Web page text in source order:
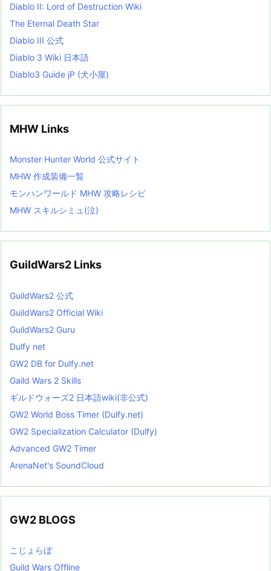
Diablo II: Lord of Destruction Wiki
The Eternal Death Star
Diablo III 公式
Diablo 3 Wiki 日本語
Diablo3 Guide jP (犬小屋)
MHW Links
Monster Hunter World 公式サイト
MHW 作成装備一覧
モンハンワールド MHW 攻略レシピ
MHW スキルシミュ(泣)
GuildWars2 Links
GuildWars2 公式
GuildWars2 Official Wiki
GuildWars2 Guru
Dulfy net
GW2 DB for Dulfy.net
Gaild Wars 2 Skills
ギルドウォーズ2 日本語wiki(非公式)
GW2 World Boss Timer (Dulfy.net)
GW2 Specialization Calculator (Dulfy)
Advanced GW2 Timer
ArenaNet's SoundCloud
GW2 BLOGS
こじょらぼ
Guild Wars Offline